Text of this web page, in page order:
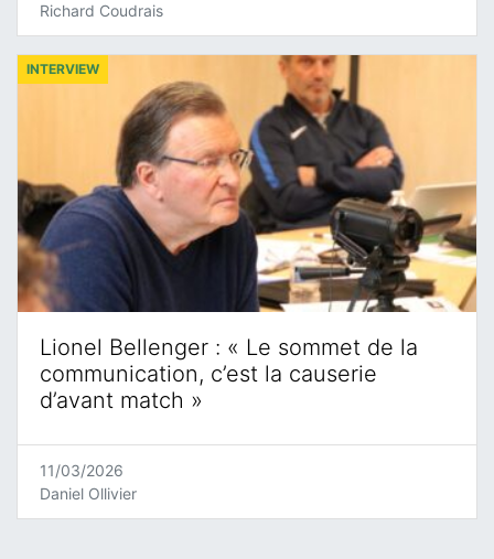
Richard Coudrais
Lionel Bellenger : « Le sommet de la
communication, c’est la causerie
d’avant match »
INTERVIEW
11/03/2026
Daniel Ollivier